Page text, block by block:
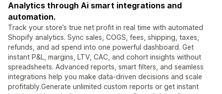
Analytics through Ai smart integrations and
automation.
Track your store’s true net profit in real time with automated
Shopify analytics. Sync sales, COGS, fees, shipping, taxes,
refunds, and ad spend into one powerful dashboard. Get
instant P&L, margins, LTV, CAC, and cohort insights without
spreadsheets. Advanced reports, smart filters, and seamless
integrations help you make data-driven decisions and scale
profitably.Generate unlimited custom reports or get instant